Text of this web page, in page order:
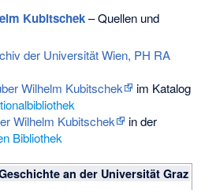
Kubitschek– Quellen und
der Universität Wien, PH RA
Wilhelm Kubitschek
im Katalog
Wilhelm Kubitschek
in der
Bibliothek
an der Universität Graz